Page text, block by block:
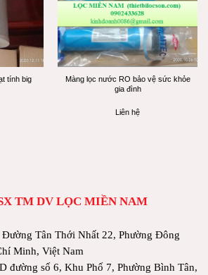
tính big
Màng lọc nước RO bảo vệ sức khỏe
gia đình
Liên hệ
TM DV LỌC MIỀN NAM
Tân Thới Nhất 22, Phường Đông
Minh, Việt Nam
đường số 6, Khu Phố 7, Phường Bình Tân,